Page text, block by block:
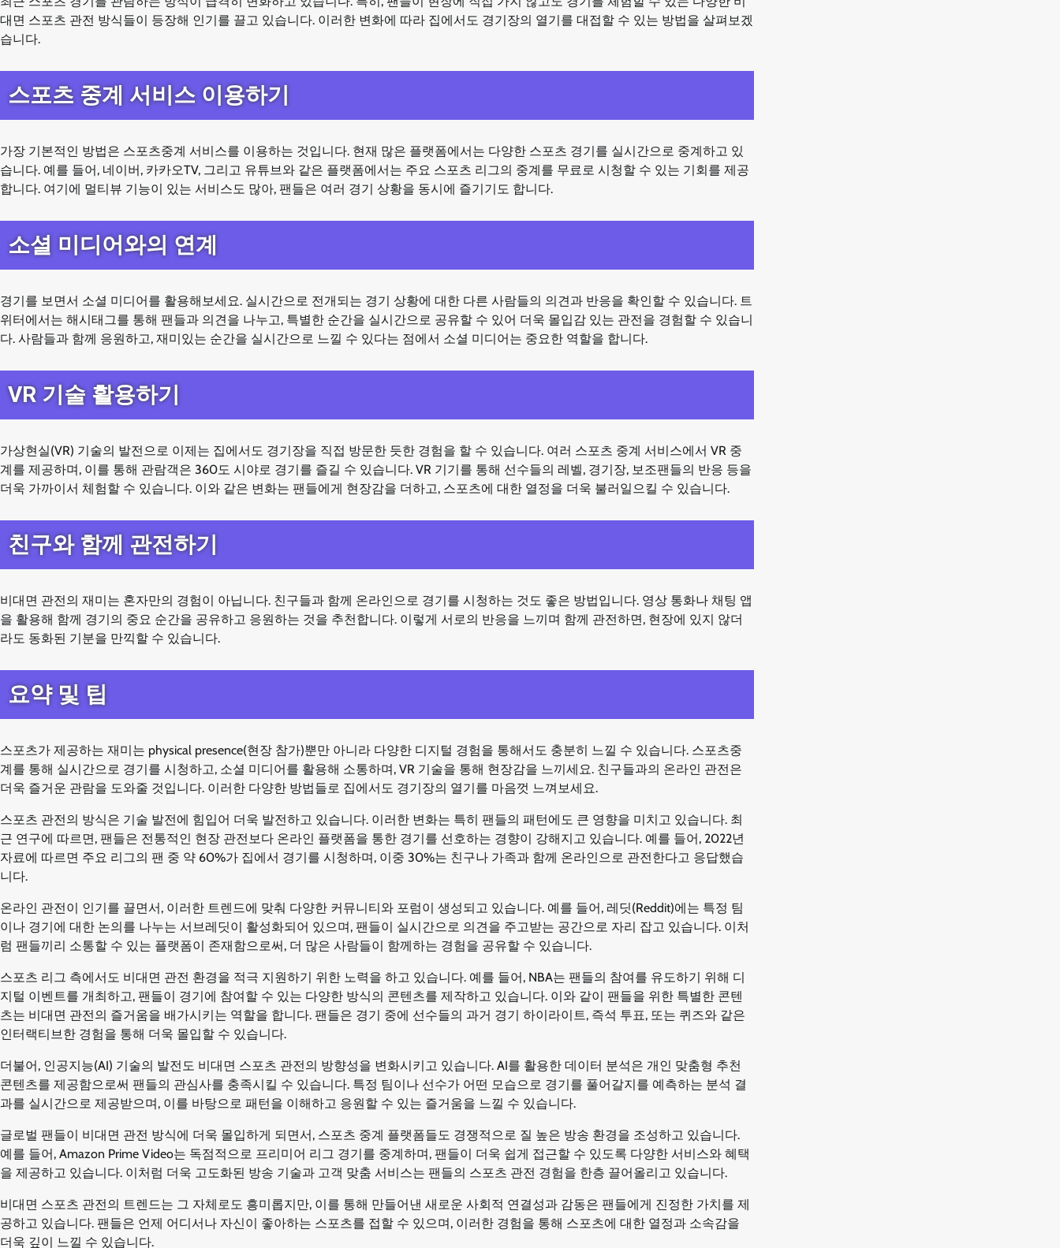
대면 스포츠 관전 방식들이 등장해 인기를 끌고 있습니다. 이러한 변화에 따라 집에서도 경기장의 열기를 대접할 수 있는 방법을 살펴보겠
습니다.
스포츠 중계 서비스 이용하기
가장 기본적인 방법은 스포츠중계 서비스를 이용하는 것입니다. 현재 많은 플랫폼에서는 다양한 스포츠 경기를 실시간으로 중계하고 있
습니다. 예를 들어, 네이버, 카카오TV, 그리고 유튜브와 같은 플랫폼에서는 주요 스포츠 리그의 중계를 무료로 시청할 수 있는 기회를 제공
합니다. 여기에 멀티뷰 기능이 있는 서비스도 많아, 팬들은 여러 경기 상황을 동시에 즐기기도 합니다.
소셜 미디어와의 연계
경기를 보면서 소셜 미디어를 활용해보세요. 실시간으로 전개되는 경기 상황에 대한 다른 사람들의 의견과 반응을 확인할 수 있습니다. 트
위터에서는 해시태그를 통해 팬들과 의견을 나누고, 특별한 순간을 실시간으로 공유할 수 있어 더욱 몰입감 있는 관전을 경험할 수 있습니
다. 사람들과 함께 응원하고, 재미있는 순간을 실시간으로 느낄 수 있다는 점에서 소셜 미디어는 중요한 역할을 합니다.
VR 기술 활용하기
가상현실(VR) 기술의 발전으로 이제는 집에서도 경기장을 직접 방문한 듯한 경험을 할 수 있습니다. 여러 스포츠 중계 서비스에서 VR 중
계를 제공하며, 이를 통해 관람객은 360도 시야로 경기를 즐길 수 있습니다. VR 기기를 통해 선수들의 레벨, 경기장, 보조팬들의 반응 등을
더욱 가까이서 체험할 수 있습니다. 이와 같은 변화는 팬들에게 현장감을 더하고, 스포츠에 대한 열정을 더욱 불러일으킬 수 있습니다.
친구와 함께 관전하기
비대면 관전의 재미는 혼자만의 경험이 아닙니다. 친구들과 함께 온라인으로 경기를 시청하는 것도 좋은 방법입니다. 영상 통화나 채팅 앱
을 활용해 함께 경기의 중요 순간을 공유하고 응원하는 것을 추천합니다. 이렇게 서로의 반응을 느끼며 함께 관전하면, 현장에 있지 않더
라도 동화된 기분을 만끽할 수 있습니다.
요약 및 팁
스포츠가 제공하는 재미는 physical presence(현장 참가)뿐만 아니라 다양한 디지털 경험을 통해서도 충분히 느낄 수 있습니다. 스포츠중
계를 통해 실시간으로 경기를 시청하고, 소셜 미디어를 활용해 소통하며, VR 기술을 통해 현장감을 느끼세요. 친구들과의 온라인 관전은
더욱 즐거운 관람을 도와줄 것입니다. 이러한 다양한 방법들로 집에서도 경기장의 열기를 마음껏 느껴보세요.
스포츠 관전의 방식은 기술 발전에 힘입어 더욱 발전하고 있습니다. 이러한 변화는 특히 팬들의 패턴에도 큰 영향을 미치고 있습니다. 최
근 연구에 따르면, 팬들은 전통적인 현장 관전보다 온라인 플랫폼을 통한 경기를 선호하는 경향이 강해지고 있습니다. 예를 들어, 2022년
자료에 따르면 주요 리그의 팬 중 약 60%가 집에서 경기를 시청하며, 이중 30%는 친구나 가족과 함께 온라인으로 관전한다고 응답했습
니다.
온라인 관전이 인기를 끌면서, 이러한 트렌드에 맞춰 다양한 커뮤니티와 포럼이 생성되고 있습니다. 예를 들어, 레딧(Reddit)에는 특정 팀
이나 경기에 대한 논의를 나누는 서브레딧이 활성화되어 있으며, 팬들이 실시간으로 의견을 주고받는 공간으로 자리 잡고 있습니다. 이처
럼 팬들끼리 소통할 수 있는 플랫폼이 존재함으로써, 더 많은 사람들이 함께하는 경험을 공유할 수 있습니다.
스포츠 리그 측에서도 비대면 관전 환경을 적극 지원하기 위한 노력을 하고 있습니다. 예를 들어, NBA는 팬들의 참여를 유도하기 위해 디
지털 이벤트를 개최하고, 팬들이 경기에 참여할 수 있는 다양한 방식의 콘텐츠를 제작하고 있습니다. 이와 같이 팬들을 위한 특별한 콘텐
츠는 비대면 관전의 즐거움을 배가시키는 역할을 합니다. 팬들은 경기 중에 선수들의 과거 경기 하이라이트, 즉석 투표, 또는 퀴즈와 같은
인터랙티브한 경험을 통해 더욱 몰입할 수 있습니다.
더불어, 인공지능(AI) 기술의 발전도 비대면 스포츠 관전의 방향성을 변화시키고 있습니다. AI를 활용한 데이터 분석은 개인 맞춤형 추천
콘텐츠를 제공함으로써 팬들의 관심사를 충족시킬 수 있습니다. 특정 팀이나 선수가 어떤 모습으로 경기를 풀어갈지를 예측하는 분석 결
과를 실시간으로 제공받으며, 이를 바탕으로 패턴을 이해하고 응원할 수 있는 즐거움을 느낄 수 있습니다.
글로벌 팬들이 비대면 관전 방식에 더욱 몰입하게 되면서, 스포츠 중계 플랫폼들도 경쟁적으로 질 높은 방송 환경을 조성하고 있습니다.
예를 들어, Amazon Prime Video는 독점적으로 프리미어 리그 경기를 중계하며, 팬들이 더욱 쉽게 접근할 수 있도록 다양한 서비스와 혜택
을 제공하고 있습니다. 이처럼 더욱 고도화된 방송 기술과 고객 맞춤 서비스는 팬들의 스포츠 관전 경험을 한층 끌어올리고 있습니다.
비대면 스포츠 관전의 트렌드는 그 자체로도 흥미롭지만, 이를 통해 만들어낸 새로운 사회적 연결성과 감동은 팬들에게 진정한 가치를 제
공하고 있습니다. 팬들은 언제 어디서나 자신이 좋아하는 스포츠를 접할 수 있으며, 이러한 경험을 통해 스포츠에 대한 열정과 소속감을
더욱 깊이 느낄 수 있습니다.